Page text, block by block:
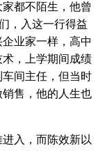
都不陌生，他曾
，入这一行得益
业家一样，高中
，上学期间成绩
间主任，但当时
售，他的人生也
入，而陈效新以